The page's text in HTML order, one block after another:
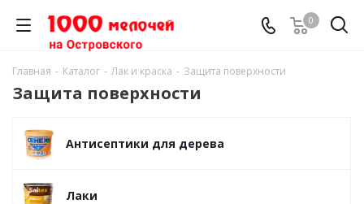
0
Главная - Каталог - Лак и краска - Защита поверхности
Защита поверхности
Антисептики для дерева
Лаки